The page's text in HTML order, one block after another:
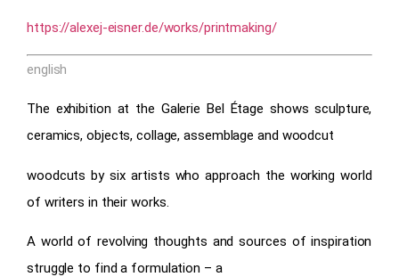
https://alexej-eisner.de/works/printmaking/
english
The exhibition at the Galerie Bel Étage shows sculpture,
ceramics, objects, collage, assemblage and woodcut
woodcuts by six artists who approach the working world
of writers in their works.
A world of revolving thoughts and sources of inspiration
struggle to find a formulation – a